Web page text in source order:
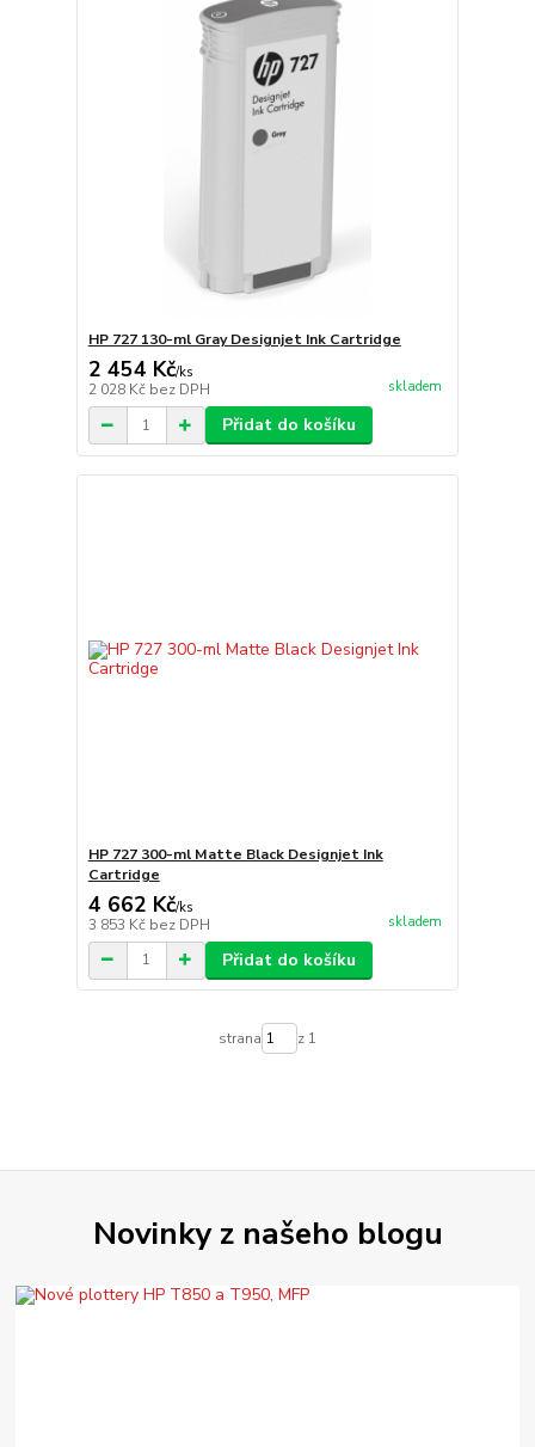
HP 727 130-ml Gray Designjet Ink Cartridge
2 454 Kč/ks
2 028 Kč bez DPH skladem
Přidat do košíku
HP 727 300-ml Matte Black Designjet Ink
Cartridge
4 662 Kč/ks
3 853 Kč bez DPH skladem
Přidat do košíku
strana z 1
Novinky z našeho blogu